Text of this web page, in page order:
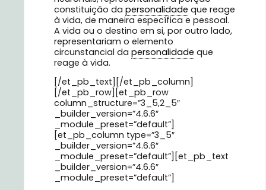
constituição da personalidade que reage
à vida, de maneira específica e pessoal.
A vida ou o destino em si, por outro lado,
representariam o elemento
circunstancial da personalidade que
reage à vida.
[/et_pb_text][/et_pb_column]
[/et_pb_row][et_pb_row
column_structure=”3_5,2_5″
_builder_version=”4.6.6″
_module_preset=”default”]
[et_pb_column type=”3_5″
_builder_version=”4.6.6″
_module_preset=”default”][et_pb_text
_builder_version=”4.6.6″
_module_preset=”default”]